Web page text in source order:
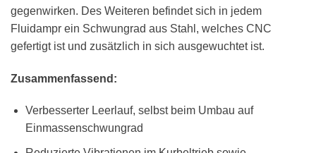
gegenwirken. Des Weiteren befindet sich in jedem
Fluidampr ein Schwungrad aus Stahl, welches CNC
gefertigt ist und zusätzlich in sich ausgewuchtet ist.
Zusammenfassend:
Verbesserter Leerlauf, selbst beim Umbau auf
Einmassenschwungrad